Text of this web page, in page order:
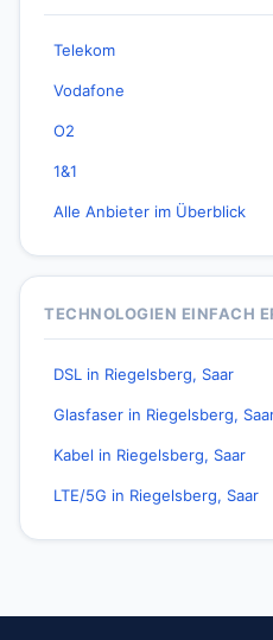
Telekom
Vodafone
O2
1&1
Alle Anbieter im Überblick
TECHNOLOGIEN EINFACH
DSL in Riegelsberg, Saar
Glasfaser in Riegelsberg,
Kabel in Riegelsberg, Saar
LTE/5G in Riegelsberg, Saar